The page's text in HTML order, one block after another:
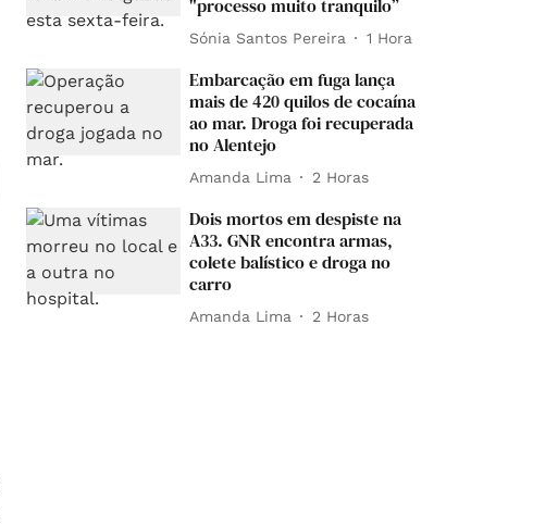
"processo muito tranquilo”
Sónia Santos Pereira 1 Hora
Embarcação em fuga lança
mais de 420 quilos de cocaína
ao mar. Droga foi recuperada
no Alentejo
Amanda Lima 2 Horas
Dois mortos em despiste na
A33. GNR encontra armas,
colete balístico e droga no
carro
Amanda Lima 2 Horas